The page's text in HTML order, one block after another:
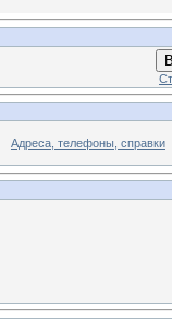
Адреса, телефоны, справки